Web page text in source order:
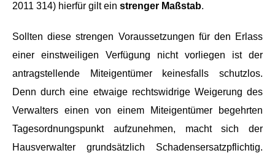
2011 314) hierfür gilt ein strenger Maßstab.
Sollten diese strengen Voraussetzungen für den Erlass
einer einstweiligen Verfügung nicht vorliegen ist der
antragstellende Miteigentümer keinesfalls schutzlos.
Denn durch eine etwaige rechtswidrige Weigerung des
Verwalters einen von einem Miteigentümer begehrten
Tagesordnungspunkt aufzunehmen, macht sich der
Hausverwalter grundsätzlich Schadensersatzpflichtig.